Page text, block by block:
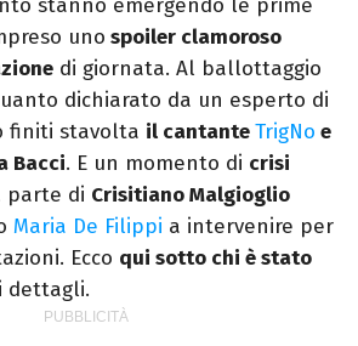
stanno emergendo le prime
uno spoiler clamoroso
di giornata. Al ballottaggio
dichiarato da un esperto di
finiti stavolta il cantanteTrigNo e
Bacci. E un momento di crisi
parte di Crisitiano Malgioglio
Maria De Filippi a intervenire per
Ecco qui sotto chi è stato
dettagli.